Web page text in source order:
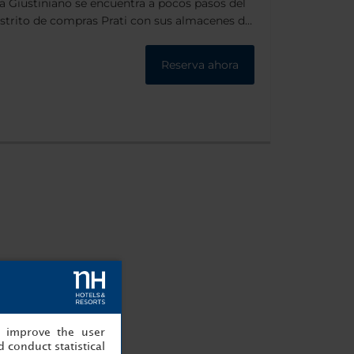
Giustiniano se encuentra a pocos pasos del
de compras Prati con sus almacenes de
Reserva ahora
the user
conduct statistical